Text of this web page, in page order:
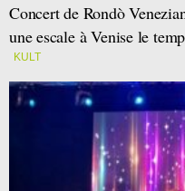
Concert de Rondò
une escale à Venise le
KULT